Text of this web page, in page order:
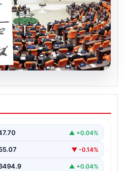
için tarihi adım. 360
çerçeve yasa
İçin Önemli Hukuki Adım: 360
▲ +0.04%
▼ -0.14%
▲ +0.04%